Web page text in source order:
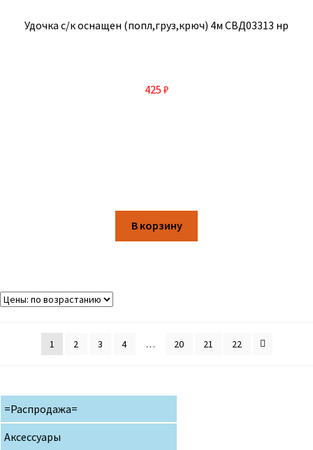
Удочка с/к оснащен (попл,груз,крюч) 4м СВД03313 нр
425 ₽
В корзину
1 2 3 4 … 20 21 22
=Распродажа=
Аксессуары